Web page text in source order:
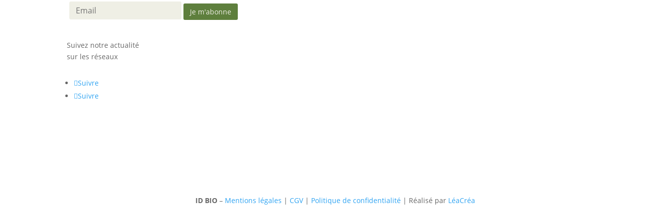
Suivez notre actualité
sur les réseaux
Suivre
Suivre
ID BIO– Mentions légales | CGV| Politique de confidentialité | Réalisé par LéaCréa